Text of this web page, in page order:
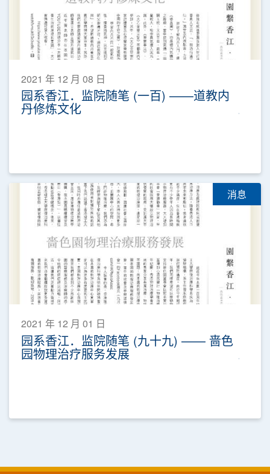
2021 年 12 月 08 日
园系香江．监院随笔 (一百) ——道教内
丹修炼文化
消息
2021 年 12 月 01 日
园系香江．监院随笔 (九十九) —— 啬色
园物理治疗服务发展